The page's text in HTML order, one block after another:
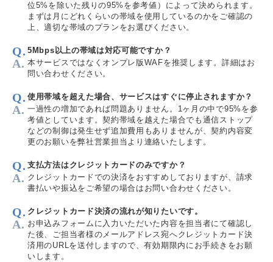
位5%を除いた残りの95%を参考値）によって決められます。
まずは月にどれくらいの帯域を使用しているのかをご確認の
上、適切な帯域のプランをお選びください。
5Mbps以上の帯域は対応可能ですか？
本サービスではなくオンプレ版WAFを推奨します。詳細はお
問い合わせください。
使用帯域を超えた場合、サービスはすぐに停止されますか？
一過性の増加であれば問題ありません。1ヶ月の中で95%を参
考値としています。契約帯域を越えた場合でも通信ストップ
などの制御は発生せず追加費用もありませんが、契約内容変
更のお願いを弊社営業担当より連絡いたします。
支払方法はクレジットカードのみですか？
クレジットカードでの決済をおすすめしておりますが、請求
書払いや振込をご希望の場合はお問い合わせください。
クレジットカード決済の流れが知りたいです。
お申込みフォームに入力いただいた内容を担当者にて確認し
た後、ご担当者様のメールアドレス宛へクレジットカード決
済用のURLを送付しますので、有効期限内にお手続きをお願
いします。